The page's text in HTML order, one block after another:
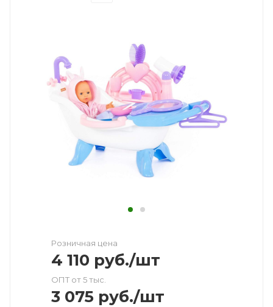
Розничная цена
4 110 руб./шт
ОПТ от 5 тыс.
3 075 руб./шт